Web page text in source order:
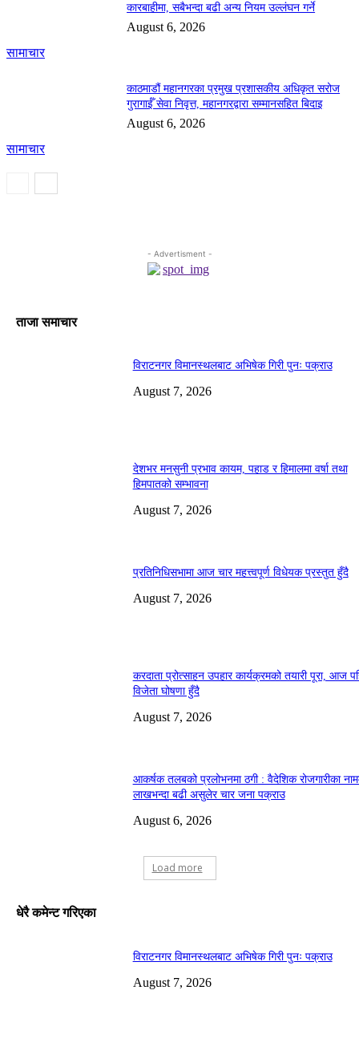
सामाचार
कारबाहीमा, सबैभन्दा बढी अन्य नियम उल्लंघन गर्ने
August 6, 2026
सामाचार
काठमाडौं महानगरका प्रमुख प्रशासकीय अधिकृत सरोज
गुरागाईँ सेवा निवृत्त, महानगरद्वारा सम्मानसहित बिदाइ
August 6, 2026
- Advertisment -
ताजा समाचार
विराटनगर विमानस्थलबाट अभिषेक गिरी पुनः पक्राउ
August 7, 2026
देशभर मनसुनी प्रभाव कायम, पहाड र हिमालमा वर्षा तथा
हिमपातको सम्भावना
August 7, 2026
प्रतिनिधिसभामा आज चार महत्त्वपूर्ण विधेयक प्रस्तुत हुँदै
August 7, 2026
करदाता प्रोत्साहन उपहार कार्यक्रमको तयारी पूरा, आज
विजेता घोषणा हुँदै
August 7, 2026
आकर्षक तलबको प्रलोभनमा ठगी : वैदेशिक रोजगारीका
लाखभन्दा बढी असुलेर चार जना पक्राउ
August 6, 2026
Load more
धेरै कमेन्ट गरिएका
विराटनगर विमानस्थलबाट अभिषेक गिरी पुनः पक्राउ
August 7, 2026